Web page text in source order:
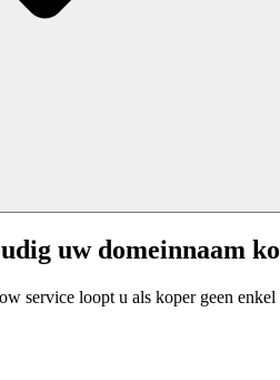
uw domeinnaam
service loopt u als koper geen